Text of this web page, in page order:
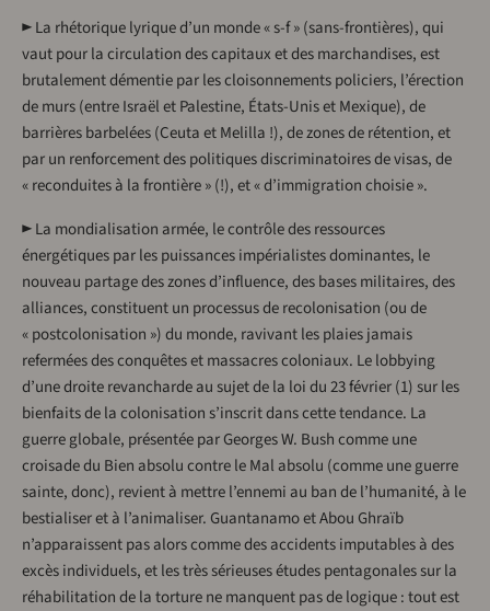
► La rhétorique lyrique d’un monde « s-f » (sans-frontières), qui
vaut pour la circulation des capitaux et des marchandises, est
brutalement démentie par les cloisonnements policiers, l’érection
de murs (entre Israël et Palestine, États-Unis et Mexique), de
barrières barbelées (Ceuta et Melilla !), de zones de rétention, et
par un renforcement des politiques discriminatoires de visas, de
« reconduites à la frontière » (!), et « d’immigration choisie ».
► La mondialisation armée, le contrôle des ressources
énergétiques par les puissances impérialistes dominantes, le
nouveau partage des zones d’influence, des bases militaires, des
alliances, constituent un processus de recolonisation (ou de
« postcolonisation ») du monde, ravivant les plaies jamais
refermées des conquêtes et massacres coloniaux. Le lobbying
d’une droite revancharde au sujet de la loi du 23 février (1) sur les
bienfaits de la colonisation s’inscrit dans cette tendance. La
guerre globale, présentée par Georges W. Bush comme une
croisade du Bien absolu contre le Mal absolu (comme une guerre
sainte, donc), revient à mettre l’ennemi au ban de l’humanité, à le
bestialiser et à l’animaliser. Guantanamo et Abou Ghraïb
n’apparaissent pas alors comme des accidents imputables à des
excès individuels, et les très sérieuses études pentagonales sur la
réhabilitation de la torture ne manquent pas de logique : tout est